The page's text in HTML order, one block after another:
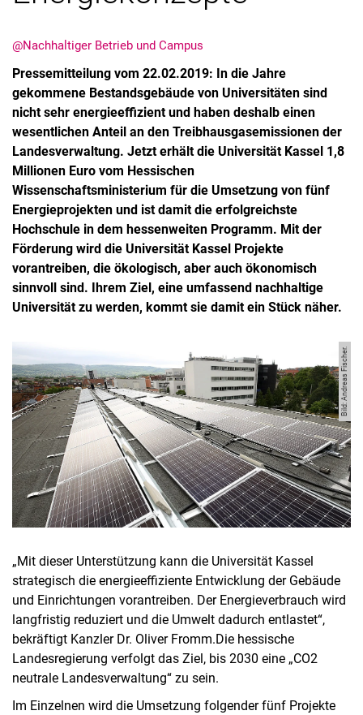
@Nachhaltiger Betrieb und Campus
Pressemitteilung vom 22.02.2019: In die Jahre
gekommene Bestandsgebäude von Universitäten sind
nicht sehr energieeffizient und haben deshalb einen
wesentlichen Anteil an den Treibhausgasemissionen der
Landesverwaltung. Jetzt erhält die Universität Kassel 1,8
Millionen Euro vom Hessischen
Wissenschaftsministerium für die Umsetzung von fünf
Energieprojekten und ist damit die erfolgreichste
Hochschule in dem hessenweiten Programm. Mit der
Förderung wird die Universität Kassel Projekte
vorantreiben, die ökologisch, aber auch ökonomisch
sinnvoll sind. Ihrem Ziel, eine umfassend nachhaltige
Universität zu werden, kommt sie damit ein Stück näher.
Bild: Andreas Fischer.
„Mit dieser Unterstützung kann die Universität Kassel
strategisch die energieeffiziente Entwicklung der Gebäude
und Einrichtungen vorantreiben. Der Energieverbrauch wird
langfristig reduziert und die Umwelt dadurch entlastet“,
bekräftigt Kanzler Dr. Oliver Fromm.Die hessische
Landesregierung verfolgt das Ziel, bis 2030 eine „CO2
neutrale Landesverwaltung“ zu sein.
Im Einzelnen wird die Umsetzung folgender fünf Projekte